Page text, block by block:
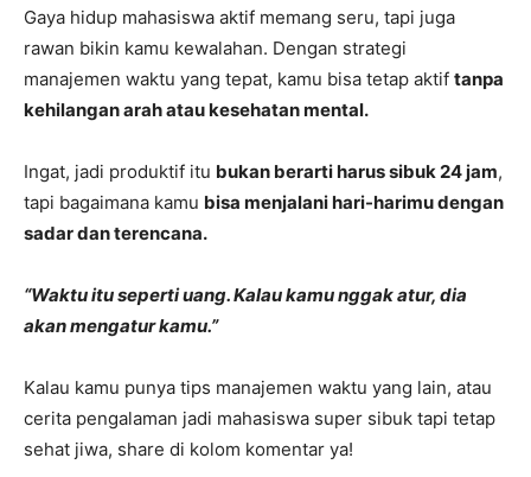
Gaya hidup mahasiswa aktif memang seru, tapi juga
rawan bikin kamu kewalahan. Dengan strategi
manajemen waktu yang tepat, kamu bisa tetap aktif tanpa
kehilangan arah atau kesehatan mental.
Ingat, jadi produktif itu bukan berarti harus sibuk 24 jam,
tapi bagaimana kamu bisa menjalani hari-harimu dengan
sadar dan terencana.
“Waktu itu seperti uang. Kalau kamu nggak atur, dia
akan mengatur kamu.”
Kalau kamu punya tips manajemen waktu yang lain, atau
cerita pengalaman jadi mahasiswa super sibuk tapi tetap
sehat jiwa, share di kolom komentar ya!